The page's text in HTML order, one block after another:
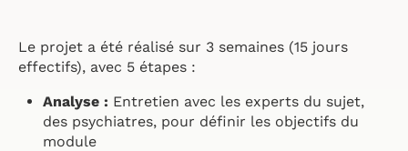
Le projet a été réalisé sur 3 semaines (15 jours
effectifs), avec 5 étapes :
Analyse : Entretien avec les experts du sujet,
des psychiatres, pour définir les objectifs du
module